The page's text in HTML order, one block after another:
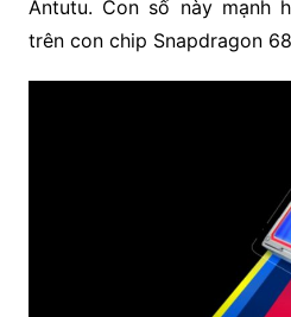
Antutu. Con số này mạnh
trên con chip Snapdragon